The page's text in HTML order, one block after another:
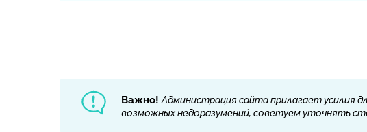
Важно! Администрация сайта прилагает усилия
возможных недоразумений, советуем уточнять